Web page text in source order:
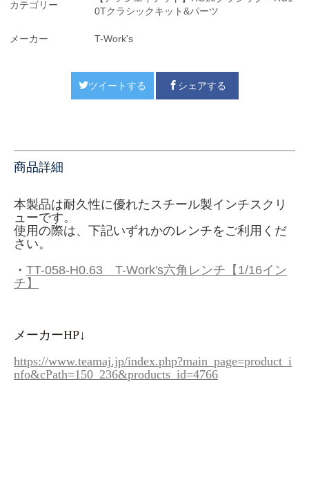
カテゴリー
0Tクラシックキット&パーツ
メーカー T-Work's
ツイートする シェアする
商品詳細
本製品は耐久性に優れたスチール製インチスクリ
ューです。
使用の際は、下記いずれかのレンチをご利用くだ
さい。
・ TT-058-H0.63 T-Work's六角レンチ【1/16イン
チ】
メーカーHP↓
https://www.teamaj.jp/index.php?main_page=product_i
nfo&cPath=150_236&products_id=4766